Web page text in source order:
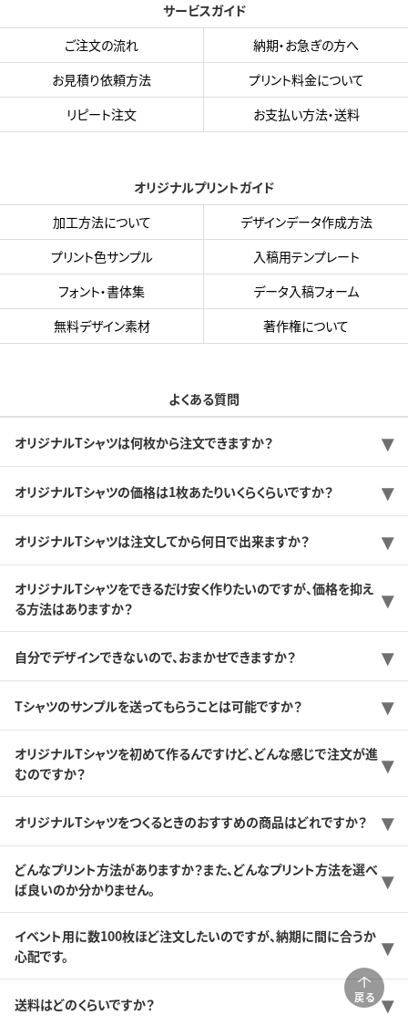
戻る
サービスガイド
ご注文の流れ
納期・お急ぎの方へ
お見積り依頼方法
プリント料金について
リピート注文
お支払い方法・送料
オリジナルプリントガイド
加工方法について
デザインデータ作成方法
プリント色サンプル
入稿用テンプレート
フォント・書体集
データ入稿フォーム
無料デザイン素材
著作権について
よくある質問
オリジナルTシャツは何枚から注文できますか？
オリジナルTシャツの価格は1枚あたりいくらくらいですか？
オリジナルTシャツは注文してから何日で出来ますか？
オリジナルTシャツをできるだけ安く作りたいのですが、価格を抑え
る方法はありますか？
自分でデザインできないので、おまかせできますか？
Tシャツのサンプルを送ってもらうことは可能ですか？
オリジナルTシャツを初めて作るんですけど、どんな感じで注文が進
むのですか？
オリジナルTシャツをつくるときのおすすめの商品はどれですか？
どんなプリント方法がありますか？また、どんなプリント方法を選べ
ば良いのか分かりません。
イベント用に数100枚ほど注文したいのですが、納期に間に合うか
心配です。
送料はどのくらいですか？